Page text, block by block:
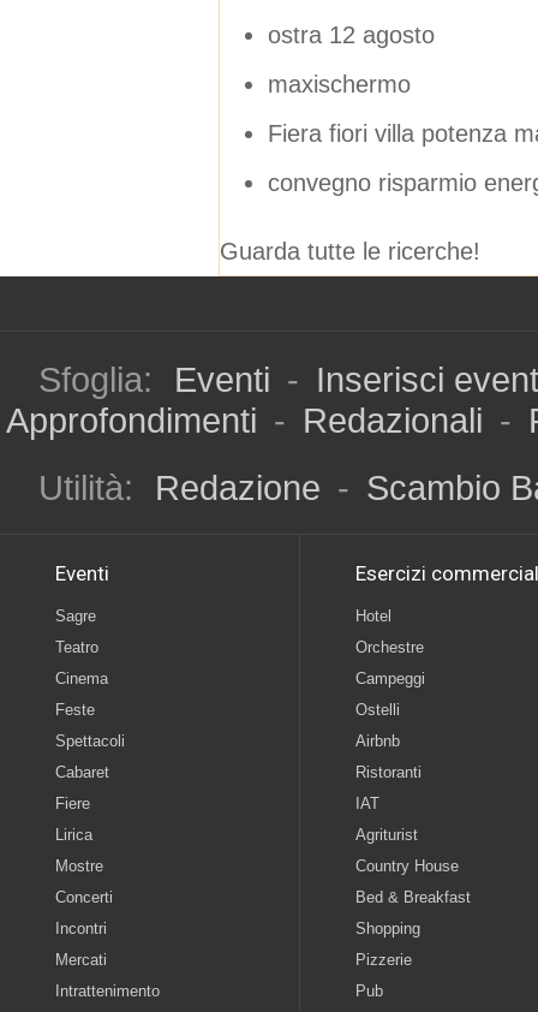
ostra 12 agosto
maxischermo
Fiera fiori villa potenza
convegno risparmio
Guarda tutte le ricerche!
Sfoglia: Eventi - Inserisci
Approfondimenti - Redazionali -
Utilità:
Redazione - Scambio
Eventi
Sagre
Teatro
Cinema
Feste
Spettacoli
Cabaret
Fiere
Lirica
Mostre
Concerti
Incontri
Mercati
Intrattenimento
Esercizi
Hotel
Orchestre
Campeggi
Ostelli
Airbnb
Ristoranti
IAT
Agriturist
Country House
Bed & Breakfast
Shopping
Pizzerie
Pub